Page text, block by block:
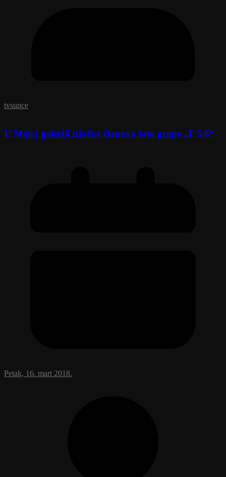
tvsunce
U Maloj galeriji izložba članova foto grupe „F 5,6“
Petak, 16. mart 2018.